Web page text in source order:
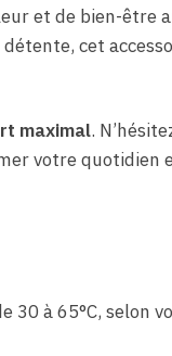
et de bien-être
cet
maximal.
votre quotidien
à 65°C, selon